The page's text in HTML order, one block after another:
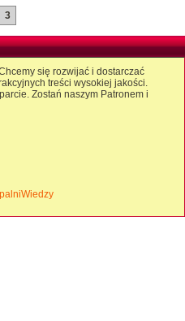
3
się rozwijać i dostarczać
treści wysokiej jakości.
Zostań naszym Patronem i